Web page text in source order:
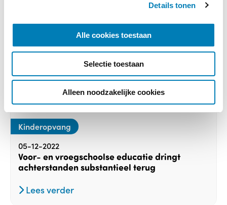
Details tonen
Alle cookies toestaan
Selectie toestaan
Alleen noodzakelijke cookies
Kinderopvang
05-12-2022
Voor- en vroegschoolse educatie dringt
achterstanden substantieel terug
Lees verder